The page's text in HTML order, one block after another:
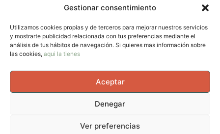
Gestionar consentimiento
Utilizamos cookies propias y de terceros para mejorar nuestros servicios
y mostrarte publicidad relacionada con tus preferencias mediante el
análisis de tus hábitos de navegación. Si quieres mas información sobre
las cookies, aqui la tienes
Aceptar
Denegar
Ver preferencias
electrónico
Web
© 2026 AvernoTrail - Movimiento, vida y curiosidad, un